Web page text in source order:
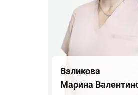
Валикова
Марина